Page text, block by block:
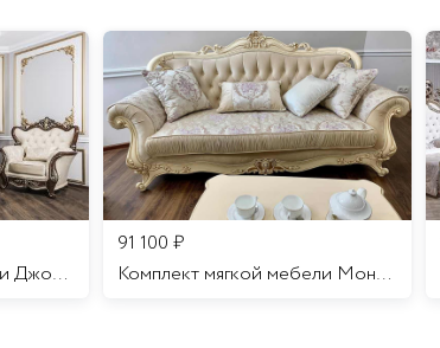
Комплект мягкой мебели Джоконда
91 100 ₽
Комплект мягкой мебели Мона Лиза